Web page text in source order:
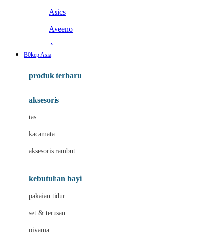
Asics
Aveeno
Awan
Baabaasheepz
Baby Dove
Baby Jogger
B0kep Asia
produk terbaru
aksesoris
tas
kacamata
aksesoris rambut
kebutuhan bayi
pakaian tidur
set & terusan
piyama